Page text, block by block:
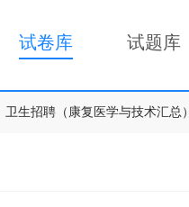
试卷库 试题库
卫生招聘（康复医学与技术汇总）